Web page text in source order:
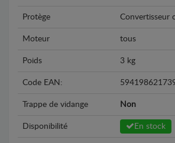
Protège Convertisseur
Moteur tous
Poids 3 kg
Code EAN:
Trappe de vidange Non
Disponibilité En stock